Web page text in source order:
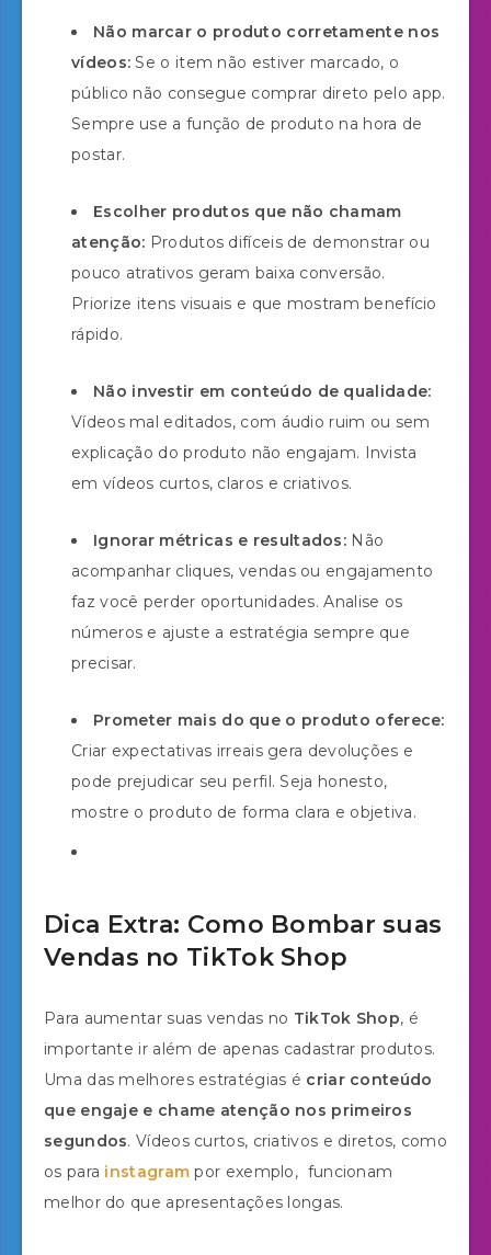
Não marcar o produto corretamente nos
vídeos:Se o item não estiver marcado, o
público não consegue comprar direto pelo app.
Sempre use a função de produto na hora de
postar.
Escolher produtos que não chamam
atenção: Produtos difíceis de demonstrar ou
pouco atrativos geram baixa conversão.
Priorize itens visuais e que mostram benefício
rápido.
Não investir em conteúdo de qualidade:
Vídeos mal editados, com áudio ruim ou sem
explicação do produto não engajam. Invista
em vídeos curtos, claros e criativos.
Ignorar métricas e resultados: Não
acompanhar cliques, vendas ou engajamento
faz você perder oportunidades. Analise os
números e ajuste a estratégia sempre que
precisar.
Prometer mais do que o produto oferece:
Criar expectativas irreais gera devoluções e
pode prejudicar seu perfil. Seja honesto,
mostre o produto de forma clara e objetiva.
Dica Extra: Como Bombar suas
Vendas no TikTok Shop
Para aumentar suas vendas no TikTok Shop, é
importante ir além de apenas cadastrar produtos.
Uma das melhores estratégias é criar conteúdo
que engaje e chame atenção nos primeiros
segundos. Vídeos curtos, criativos e diretos, como
os para instagram por exemplo, funcionam
melhor do que apresentações longas.